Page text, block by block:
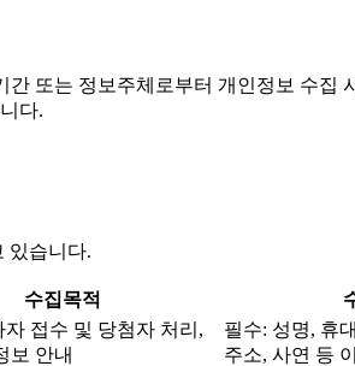
또는 정보주체로부터 개인정보 수집
다.
있습니다.
수집목적
자 접수 및 당첨자 처리,
보 안내
필수: 성명, 휴
주소, 사연 등